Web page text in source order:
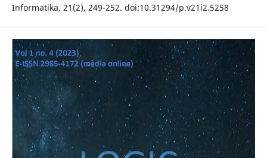
Informatika, 21(2), 249-252. doi:10.31294/p.v21i2.5258